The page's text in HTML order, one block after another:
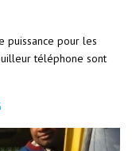
puissance pour les
téléphone sont